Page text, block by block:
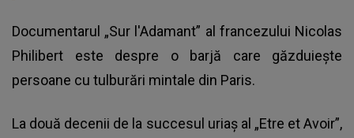
Documentarul „Sur l'Adamant” al francezului Nicolas
Philibert este despre o barjă care găzduieşte
persoane cu tulburări mintale din Paris.
La două decenii de la succesul uriaş al „Etre et Avoir”,